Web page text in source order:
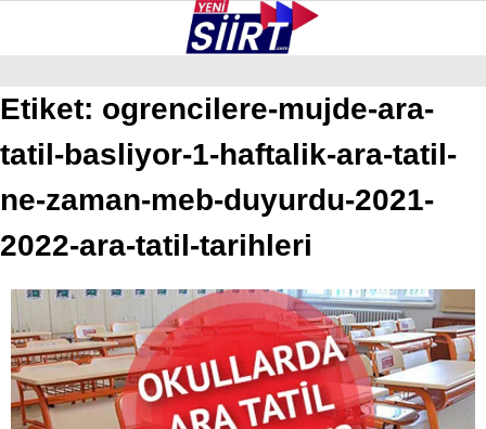
GALERİ VİDEO YAZARLAR
ŞIRVAN
TILLO
Etiket: ogrencilere-mujde-ara-
tatil-basliyor-1-haftalik-ara-tatil-
ne-zaman-meb-duyurdu-2021-
2022-ara-tatil-tarihleri